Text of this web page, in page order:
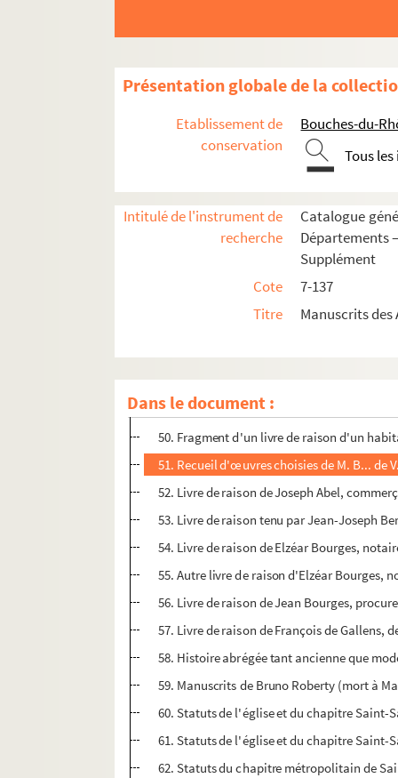
Présentation globale de la
Etablissement de
conservation
Bouches-du-
Tous
Intitulé de l'instrument de
recherche
Catalogue
Départements
Supplément
Cote
7-137
Titre
Manuscrits
Dans le document :
38-1 et 2. Vers (probablement) inédits de
39. Recueil de sonates pour violoncelle,
40. Livre de morale religieuse
41. Mémoires de Provence, par l'abbé de
42. Administration du comté de Provence,
43. Administration du comté de
44. Fragments de livres de raison
47. Livre de raison de Pierre-Joseph Silvy,
48. Livre de raison de Jacques Jausseran
49. « Histoire généalogique de la très
50. Fragment d'un livre de raison d'un
51. Recueil d'œuvres choisies de M. B... de
52. Livre de raison de Joseph Abel,
53. Livre de raison tenu par Jean-Joseph
54. Livre de raison de Elzéar Bourges,
55. Autre livre de raison d'Elzéar Bourges,
56. Livre de raison de Jean Bourges,
57. Livre de raison de François de Gallens,
58. Histoire abrégée tant ancienne que
59. Manuscrits de Bruno Roberty (mort à
60. Statuts de l'église et du chapitre Saint-
61. Statuts de l'église et du chapitre Saint-
62. Statuts du chapitre métropolitain de